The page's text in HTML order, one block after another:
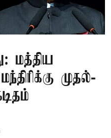
மத்திய
முதல்-